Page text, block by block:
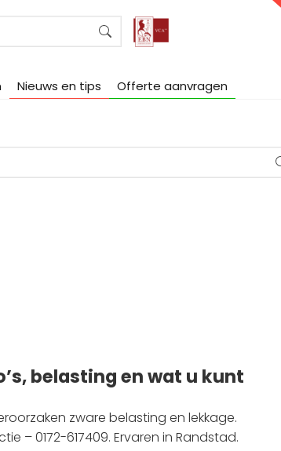
Nieuws en tips Offerte aanvragen
belasting en wat u kunt
zware belasting en lekkage.
– 0172-617409. Ervaren in Randstad.